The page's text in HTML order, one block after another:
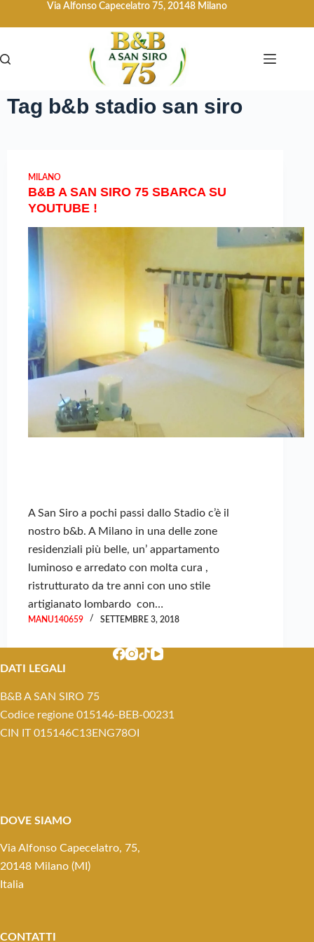
Via Alfonso Capecelatro 75, 20148 Milano
Tag b&b stadio san siro
MILANO
B&B A SAN SIRO 75 SBARCA SU
YOUTUBE !
A San Siro a pochi passi dallo Stadio c’è il
nostro b&b. A Milano in una delle zone
residenziali più belle, un’ appartamento
luminoso e arredato con molta cura ,
ristrutturato da tre anni con uno stile
artigianato lombardo con…
MANU140659 SETTEMBRE 3, 2018
DATI LEGALI
B&B A SAN SIRO 75
Codice regione 015146-BEB-00231
CIN IT 015146C13ENG78OI
DOVE SIAMO
Via Alfonso Capecelatro, 75,
20148 Milano (MI)
Italia
CONTATTI